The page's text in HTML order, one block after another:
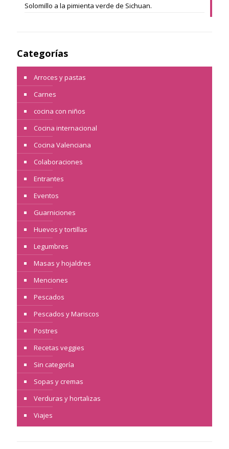
Solomillo a la pimienta verde de Sichuan.
Categorías
Arroces y pastas
Carnes
cocina con niños
Cocina internacional
Cocina Valenciana
Colaboraciones
Entrantes
Eventos
Guarniciones
Huevos y tortillas
Legumbres
Masas y hojaldres
Menciones
Pescados
Pescados y Mariscos
Postres
Recetas veggies
Sin categoría
Sopas y cremas
Verduras y hortalizas
Viajes